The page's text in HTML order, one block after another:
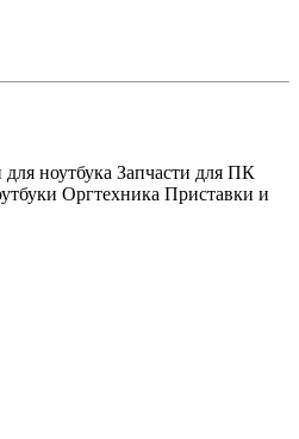
для ноутбука Запчасти для ПК
Оргтехника Приставки и